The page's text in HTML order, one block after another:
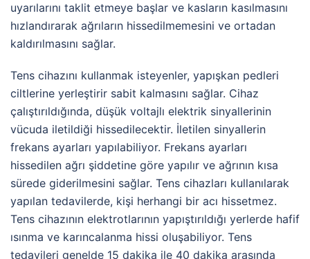
uyarılarını taklit etmeye başlar ve kasların kasılmasını
hızlandırarak ağrıların hissedilmemesini ve ortadan
kaldırılmasını sağlar.
Tens cihazını kullanmak isteyenler, yapışkan pedleri
ciltlerine yerleştirir sabit kalmasını sağlar. Cihaz
çalıştırıldığında, düşük voltajlı elektrik sinyallerinin
vücuda iletildiği hissedilecektir. İletilen sinyallerin
frekans ayarları yapılabiliyor. Frekans ayarları
hissedilen ağrı şiddetine göre yapılır ve ağrının kısa
sürede giderilmesini sağlar. Tens cihazları kullanılarak
yapılan tedavilerde, kişi herhangi bir acı hissetmez.
Tens cihazının elektrotlarının yapıştırıldığı yerlerde hafif
ısınma ve karıncalanma hissi oluşabiliyor. Tens
tedavileri genelde 15 dakika ile 40 dakika arasında